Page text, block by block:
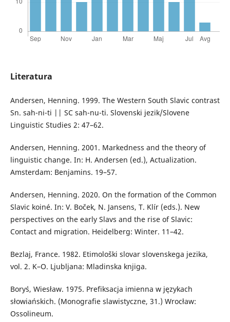
Literatura
Andersen, Henning. 1999. The Western South Slavic contrast
Sn. sah-ni-ti || SC sah-nu-ti. Slovenski jezik/Slovene
Linguistic Studies 2: 47–62.
Andersen, Henning. 2001. Markedness and the theory of
linguistic change. In: H. Andersen (ed.), Actualization.
Amsterdam: Benjamins. 19–57.
Andersen, Henning. 2020. On the formation of the Common
Slavic koiné. In: V. Boček, N. Jansens, T. Klír (eds.). New
perspectives on the early Slavs and the rise of Slavic:
Contact and migration. Heidelberg: Winter. 11–42.
Bezlaj, France. 1982. Etimološki slovar slovenskega jezika,
vol. 2. K–O. Ljubljana: Mladinska knjiga.
Boryś, Wiesław. 1975. Prefiksacja imienna w językach
słowiańskich. (Monografie slawistyczne, 31.) Wrocław:
Ossolineum.